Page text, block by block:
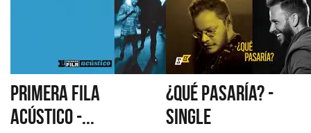
PRIMERA FILA
ACÚSTICO -...
¿QUÉ PASARÍA? -
SINGLE